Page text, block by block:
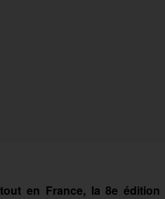
en France, la 8e